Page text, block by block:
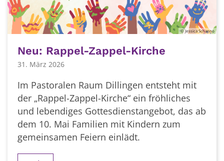
© Jessica Schanno
Neu: Rappel-Zappel-Kirche
31. März 2026
Im Pastoralen Raum Dillingen entsteht mit
der „Rappel-Zappel-Kirche“ ein fröhliches
und lebendiges Gottesdienstangebot, das ab
dem 10. Mai Familien mit Kindern zum
gemeinsamen Feiern einlädt.